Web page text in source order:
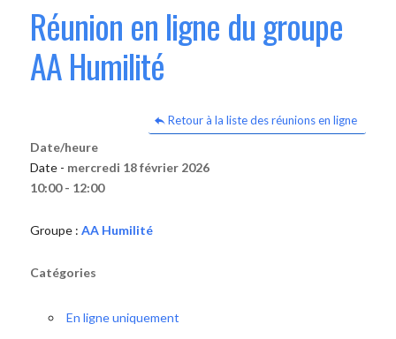
Réunion en ligne du groupe
AA Humilité
Retour à la liste des réunions en ligne
Date/heure
Date - mercredi 18 février 2026
10:00 - 12:00
Groupe : AA Humilité
Catégories
En ligne uniquement